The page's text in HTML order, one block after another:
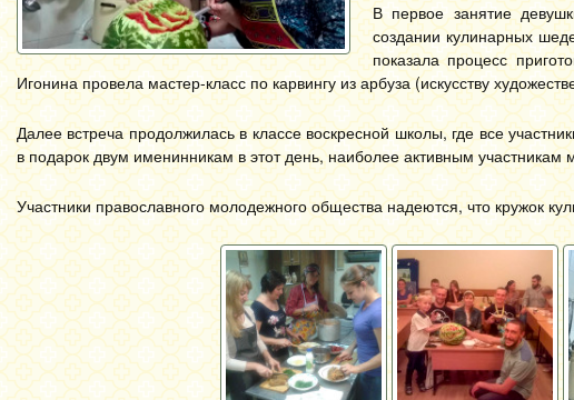
В первое занятие
создании кулинарных
показала процесс
Игонина провела мастер-класс по карвингу из арбуза (искусству
Далее встреча продолжилась в классе воскресной школы, где все
в подарок двум именинникам в этот день, наиболее активным
Участники православного молодежного общества надеются, что кружок